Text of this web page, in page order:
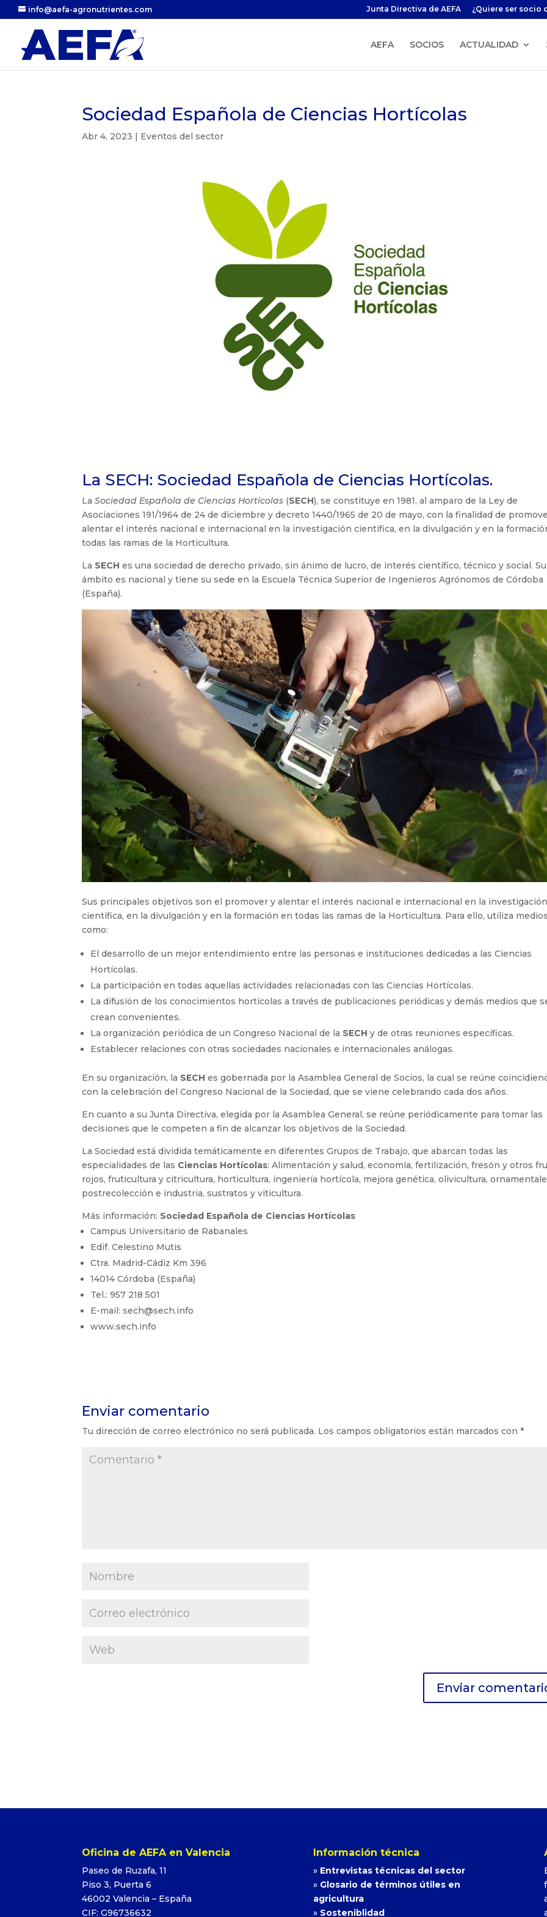
info@aefa-agronutrientes.com Junta Directiva de AEFA ¿Quiere ser socio
AEFA SOCIOS ACTUALIDAD
Sociedad Española de Ciencias Hortícolas
Abr 4, 2023 | Eventos del sector
La SECH: Sociedad Española de Ciencias Hortícolas.
LaSociedad Española de Ciencias Hortícolas (SECH), se constituye en 1981, al amparo de la Ley de
Asociaciones 191/1964 de 24 de diciembre y decreto 1440/1965 de 20 de mayo, con la finalidad de
alentar el interés nacional e internacional en la investigación científica, en la divulgación y en la
todas las ramas de la Horticultura.
La SECH es una sociedad de derecho privado, sin ánimo de lucro, de interés científico, técnico y social. Su
ámbito es nacional y tiene su sede en la Escuela Técnica Superior de Ingenieros Agrónomos de Córdoba
(España).
Sus principales objetivos son el promover y alentar el interés nacional e internacional en la investigación
científica, en la divulgación y en la formación en todas las ramas de la Horticultura. Para ello, utiliza medios
como:
El desarrollo de un mejor entendimiento entre las personas e instituciones dedicadas a las Ciencias
Hortícolas.
La participación en todas aquellas actividades relacionadas con las Ciencias Hortícolas.
La difusión de los conocimientos hortícolas a través de publicaciones periódicas y demás medios que
crean convenientes.
La organización periódica de un Congreso Nacional de la SECH y de otras reuniones específicas.
Establecer relaciones con otras sociedades nacionales e internacionales análogas.
En su organización, la SECH es gobernada por la Asamblea General de Socios, la cual se reúne
con la celebración del Congreso Nacional de la Sociedad, que se viene celebrando cada dos años.
En cuanto a su Junta Directiva, elegida por la Asamblea General, se reúne periódicamente para tomar las
decisiones que le competen a fin de alcanzar los objetivos de la Sociedad.
La Sociedad está dividida temáticamente en diferentes Grupos de Trabajo, que abarcan todas las
especialidades de las Ciencias Hortícolas: Alimentación y salud, economía, fertilización, fresón y otros
rojos, fruticultura y citricultura, horticultura, ingeniería hortícola, mejora genética, olivicultura,
postrecolección e industria, sustratos y viticultura.
Más información: Sociedad Española de Ciencias Hortícolas
Campus Universitario de Rabanales
Edif. Celestino Mutis
Ctra. Madrid-Cádiz Km 396
14014 Córdoba (España)
Tel.: 957 218 501
E-mail: sech@sech.info
www.sech.info
Enviar comentario
Tu dirección de correo electrónico no será publicada. Los campos obligatorios están marcados con*
Oficina de AEFA en Valencia
Paseo de Ruzafa, 11
Piso 3, Puerta 6
46002 Valencia – España
CIF: G96736632
Información técnica
» Entrevistas técnicas del sector
» Glosario de términos útiles en
agricultura
» Sosteniblidad